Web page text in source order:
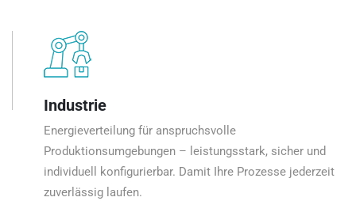
Industrie
Energieverteilung für anspruchsvolle
Produktionsumgebungen – leistungsstark, sicher und
individuell konfigurierbar. Damit Ihre Prozesse jederzeit
zuverlässig laufen.